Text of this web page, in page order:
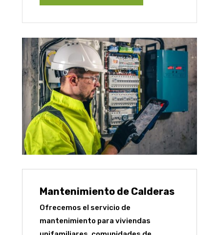
Mantenimiento de Calderas
Ofrecemos el servicio de
mantenimiento para viviendas